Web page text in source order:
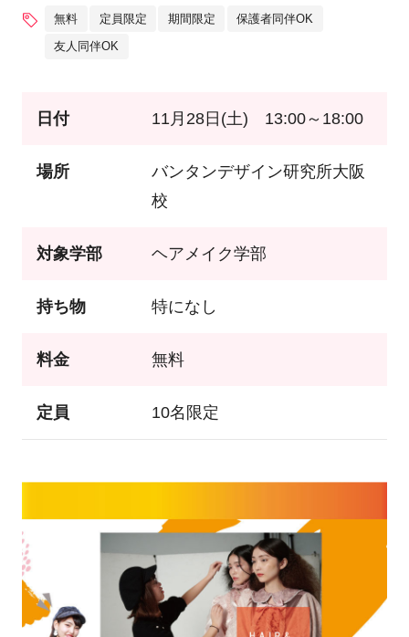
無料 定員限定 期間限定 保護者同伴OK
友人同伴OK
日付 11月28日(土) 13:00～18:00
場所
バンタンデザイン研究所大阪
校
対象学部 ヘアメイク学部
持ち物 特になし
料金 無料
定員 10名限定